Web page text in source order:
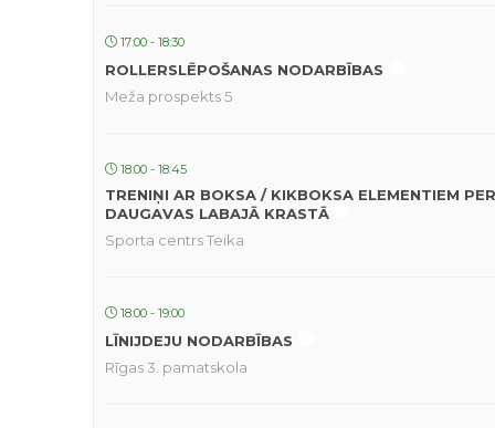
17:00 - 18:30
ROLLERSLĒPOŠANAS NODARBĪBAS
Meža prospekts 5
18:00 - 18:45
TRENIŅI AR BOKSA / KIKBOKSA ELEMENTIEM
DAUGAVAS LABAJĀ KRASTĀ
Sporta centrs Teika
18:00 - 19:00
LĪNIJDEJU NODARBĪBAS
Rīgas 3. pamatskola